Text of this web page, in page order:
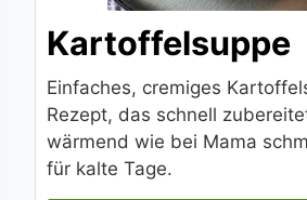
Kartoffelsuppe
Einfaches, cremiges
Rezept, das schnell
wärmend wie bei Mama
für kalte Tage.